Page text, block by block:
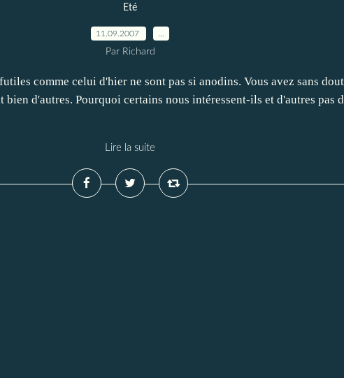
Eté
11.09.2007
Par Richard
comme celui d'hier ne sont pas si anodins. Vous avez sans
d'autres. Pourquoi certains nous intéressent-ils et d'autres pas
Lire la suite